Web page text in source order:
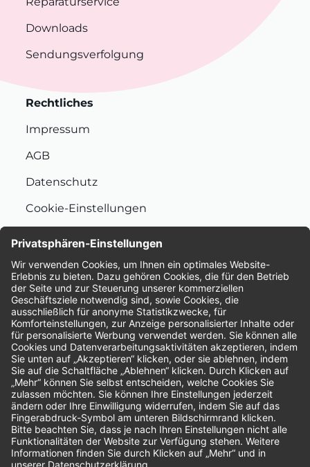
Downloads
Sendungsverfolgung
Rechtliches
Impressum
AGB
Datenschutz
Cookie-Einstellungen
Bewertungen